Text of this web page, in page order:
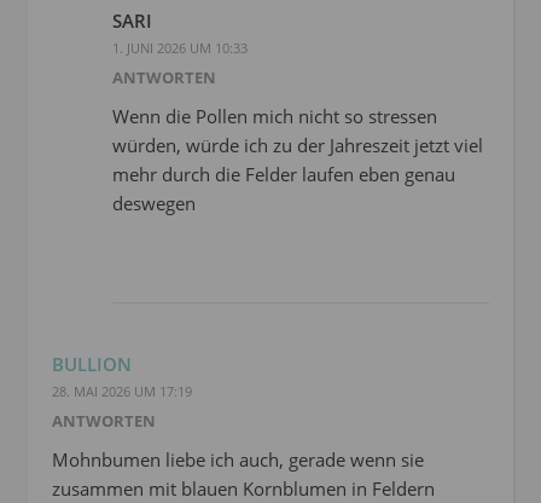
SARI
1. JUNI 2026 UM 10:33
ANTWORTEN
Wenn die Pollen mich nicht so stressen
würden, würde ich zu der Jahreszeit jetzt viel
mehr durch die Felder laufen eben genau
deswegen
BULLION
28. MAI 2026 UM 17:19
ANTWORTEN
Mohnbumen liebe ich auch, gerade wenn sie
zusammen mit blauen Kornblumen in Feldern